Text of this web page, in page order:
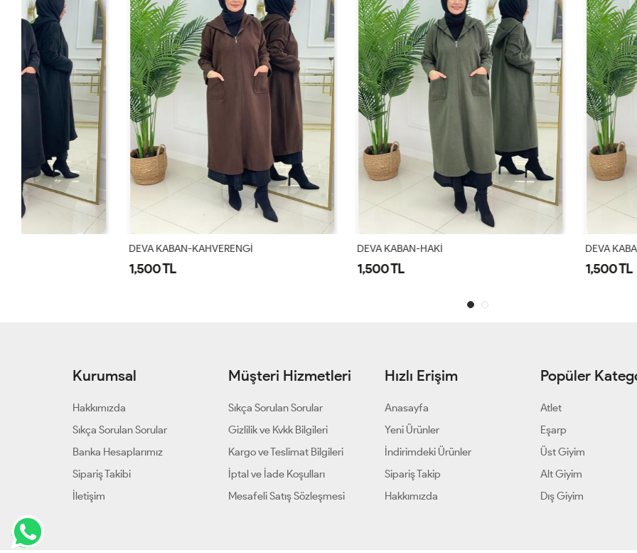
DEVA KABAN-KAHVERENGİ
Kurumsal
Hakkımızda
Sıkça Sorulan Sorular
Banka Hesaplarımız
Sipariş Takibi
İletişim
Müşteri Hizmetleri
Sıkça Sorulan Sorular
Gizlilik ve Kvkk Bilgileri
Kargo ve Teslimat Bilgileri
İptal ve İade Koşulları
Mesafeli Satış Sözleşmesi
Hızlı Erişim
Anasayfa
Yeni Ürünler
İndirimdeki Ürünler
Sipariş Takip
Hakkımızda
Popüler
Atlet
Eşarp
Üst Giyim
Alt Giyim
Dış Giyim